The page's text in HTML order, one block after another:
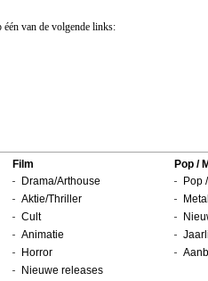
van de volgende links:
Film
Drama/Arthouse
Aktie/Thriller
Cult
Animatie
Horror
Nieuwe releases
Pop /
Pop